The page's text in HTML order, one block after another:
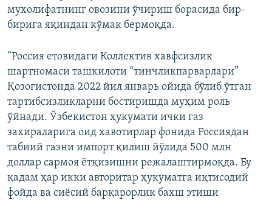
мухолифатнинг овозини ўчириш борасида бир-
бирига яқиндан кўмак бермоқда.
“Россия етовидаги Коллектив хавфсизлик
шартномаси ташкилоти “тинчликпарварлари”
Қозоғистонда 2022 йил январь ойида бўлиб ўтган
тартибсизликларни бостиришда муҳим роль
ўйнади. Ўзбекистон ҳукумати ички газ
захираларига оид хавотирлар фонида Россиядан
табиий газни импорт қилиш йўлида 500 млн
доллар сармоя ётқизишни режалаштирмоқда. Бу
қадам ҳар икки авторитар ҳукуматга иқтисодий
фойда ва сиёсий барқарорлик бахш этиши